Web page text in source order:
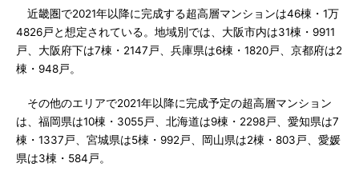
近畿圏で2021年以降に完成する超高層マンションは46棟・1万
4826戸と想定されている。地域別では、大阪市内は31棟・9911
戸、大阪府下は7棟・2147戸、兵庫県は6棟・1820戸、京都府は2
棟・948戸。
その他のエリアで2021年以降に完成予定の超高層マンション
は、福岡県は10棟・3055戸、北海道は9棟・2298戸、愛知県は7
棟・1337戸、宮城県は5棟・992戸、岡山県は2棟・803戸、愛媛
県は3棟・584戸。